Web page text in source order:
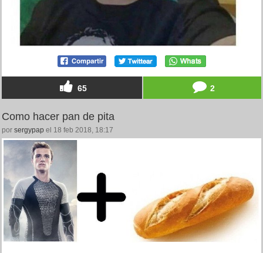
65 2
Como hacer pan de pita
por sergypap el 18 feb 2018, 18:17